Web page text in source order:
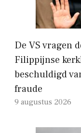
De VS vragen
Filippijnse
beschuldigd
fraude
9 augustus 2026